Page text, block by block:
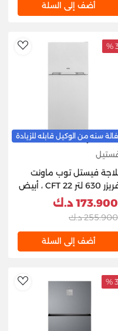
أضف إلى السلة
سنه من الوكيل قابله للزيادة
فيستل توب ماونت
فريزر 630 لتر 22 CFT ، أبيض
- RM630TF2M-W-VG
173.900 د.ك
255.900 د.ك
أضف إلى السلة